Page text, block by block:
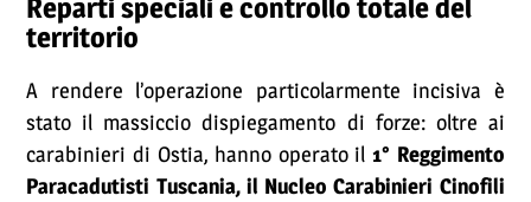
Reparti speciali e controllo totale del
territorio
A rendere l’operazione particolarmente incisiva è
stato il massiccio dispiegamento di forze: oltre ai
carabinieri di Ostia, hanno operato il1° Reggimento
Paracadutisti Tuscania, il Nucleo Carabinieri Cinofili